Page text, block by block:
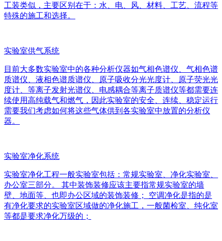
工装类似，主要区别在于：水、电、风、材料、工艺、流程等
特殊的施工和选择。
实验室供气系统
目前大多数实验室中的各种分析仪器如气相色谱仪、气相色谱
质谱仪、液相色谱质谱仪、原子吸收分光光度计、原子荧光光
度计、等离子发射光谱仪、电感耦合等离子质谱仪等都需要连
续使用高纯载气和燃气，因此实验室的安全、连续、稳定运行
需要我们考虑如何将这些气体供到各实验室中放置的分析仪
器。
实验室净化系统
实验室净化工程一般实验室包括：常规实验室、净化实验室、
办公室三部分。 其中装饰装修应该主要指常规实验室的墙
壁、地面等、也即办公区域的装饰装修； 空调净化是指的是
有净化要求的实验室区域做的净化施工，一般菌检室、纯化室
等都是要求净化万级的；